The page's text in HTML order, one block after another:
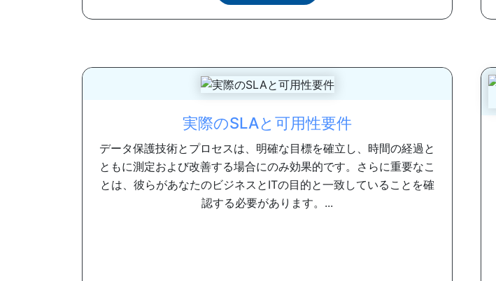
実際のSLAと可用性要件
データ保護技術とプロセスは、明確な目標を確立し、時間の経過と
ともに測定および改善する場合にのみ効果的です。さらに重要なこ
とは、彼らがあなたのビジネスとITの目的と一致していることを確
認する必要があります。...